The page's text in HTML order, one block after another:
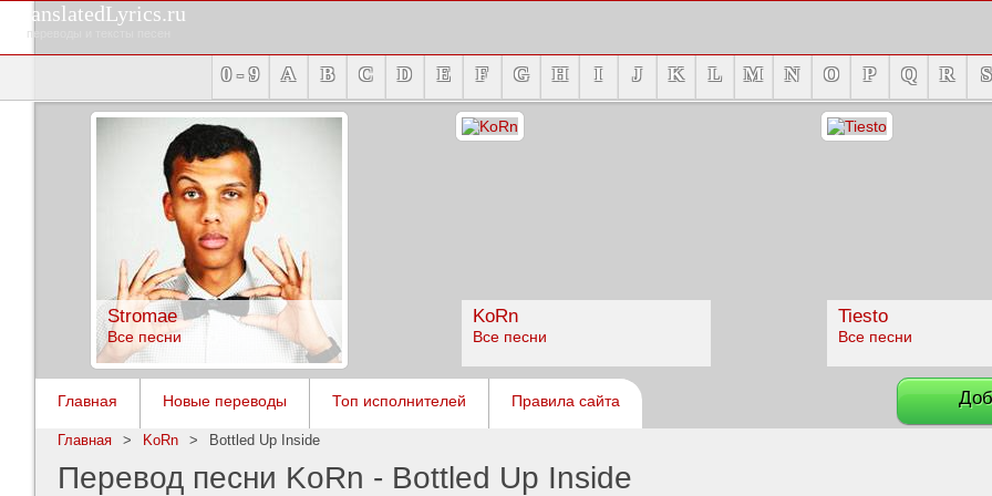
TranslatedLyrics.ru
переводы и тексты песен
0 - 9 A B C D E F G H I J K L M N O P Q R S
Stromae
Все песни
KoRn
Все песни
Tiesto
Все песни
Главная Новые переводы Топ исполнителей Правила сайта
Главная > KoRn > Bottled Up Inside
Перевод песни KoRn - Bottled Up Inside